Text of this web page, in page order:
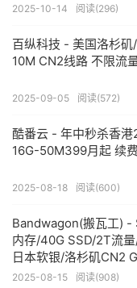
2025-10-14 阅读(296)
百纵科技 - 美国洛杉矶
10M CN2线路 不限流
2025-09-05 阅读(572)
酷番云 - 年中秒杀香
16G-50M399月起 续
2025-08-18 阅读(600)
Bandwagon(搬瓦工) -
内存/40G SSD/2T流
日本软银/洛杉矶CN2
2025-08-15 阅读(908)